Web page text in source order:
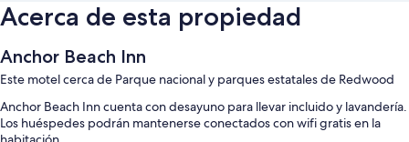
Acerca de esta propiedad
Anchor Beach Inn
Este motel cerca de Parque nacional y parques estatales de Redwood
Anchor Beach Inn cuenta con desayuno para llevar incluido y lavandería.
Los huéspedes podrán mantenerse conectados con wifi gratis en la